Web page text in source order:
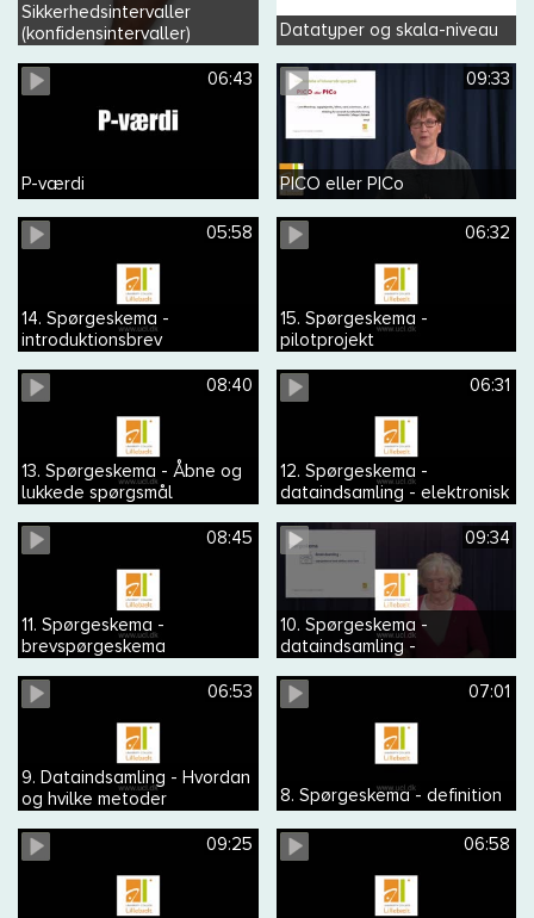
Sikkerhedsintervaller
(konfidensintervaller)
Datatyper og skala-niveau
06:43
P-værdi
09:33
PICO eller PICo
05:58
14. Spørgeskema -
introduktionsbrev
06:32
15. Spørgeskema -
pilotprojekt
08:40
13. Spørgeskema - Åbne og
lukkede spørgsmål
06:31
12. Spørgeskema -
dataindsamling - elektronisk
08:45
11. Spørgeskema -
brevspørgeskema
09:34
10. Spørgeskema -
dataindsamling -
telefoninterview
06:53
9. Dataindsamling - Hvordan
og hvilke metoder
07:01
8. Spørgeskema - definition
09:25 06:58